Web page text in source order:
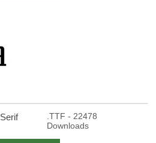
Serif
.TTF - 22478
Downloads